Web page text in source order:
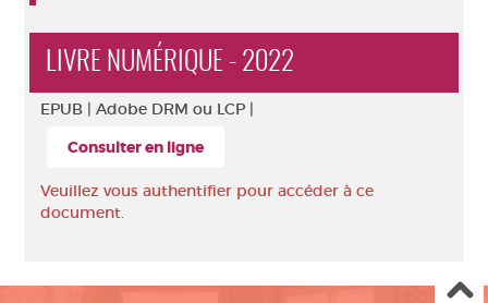
LIVRE NUMÉRIQUE - 2022
EPUB | Adobe DRM ou LCP |
Consulter en ligne
Veuillez vous authentifier pour accéder à ce
document.